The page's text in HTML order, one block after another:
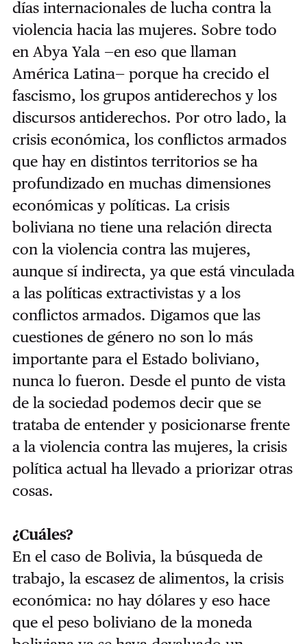
días internacionales de lucha contra la
violencia hacia las mujeres. Sobre todo
en Abya Yala —en eso que llaman
América Latina— porque ha crecido el
fascismo, los grupos antiderechos y los
discursos antiderechos. Por otro lado, la
crisis económica, los conflictos armados
que hay en distintos territorios se ha
profundizado en muchas dimensiones
económicas y políticas. La crisis
boliviana no tiene una relación directa
con la violencia contra las mujeres,
aunque sí indirecta, ya que está vinculada
a las políticas extractivistas y a los
conflictos armados. Digamos que las
cuestiones de género no son lo más
importante para el Estado boliviano,
nunca lo fueron. Desde el punto de vista
de la sociedad podemos decir que se
trataba de entender y posicionarse frente
a la violencia contra las mujeres, la crisis
política actual ha llevado a priorizar otras
cosas.
¿Cuáles?
En el caso de Bolivia, la búsqueda de
trabajo, la escasez de alimentos, la crisis
económica: no hay dólares y eso hace
que el peso boliviano de la moneda